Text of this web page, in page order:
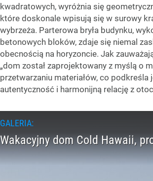
kwadratowych, wyróżnia się
które doskonale wpisują się w surowy
wybrzeża. Parterowa bryła budynku,
betonowych bloków, zdaje się niemal
obecnością na horyzoncie. Jak
„dom został zaprojektowany z myślą o
przetwarzaniu materiałów, co podkreśla
autentyczność i harmonijną relację z